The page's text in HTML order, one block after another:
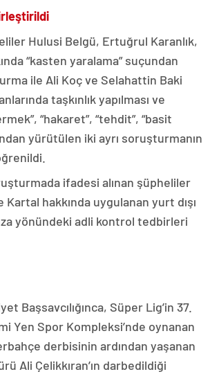
Hulusi Belgü, Ertuğrul Karanlık,
“kasten yaralama” suçundan
ile Ali Koç ve Selahattin Baki
taşkınlık yapılması ve
“hakaret”, “tehdit”, “basit
yürütülen iki ayrı soruşturmanın
ifadesi alınan şüpheliler
Kartal hakkında uygulanan yurt dışı
yönündeki adli kontrol tedbirleri
Başsavcılığınca, Süper Lig’in 37.
Yen Spor Kompleksi’nde oynanan
derbisinin ardından yaşanan
Ali Çelikkıran’ın darbedildiği